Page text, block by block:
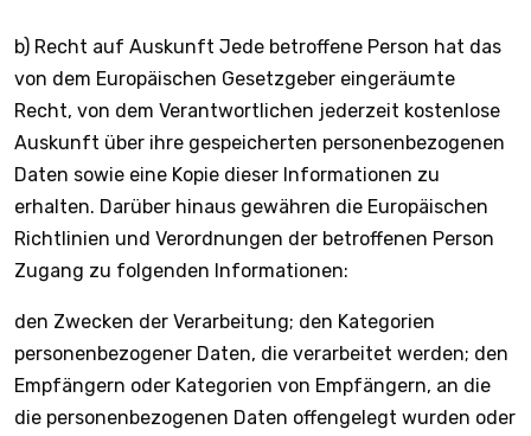
b) Recht auf Auskunft Jede betroffene Person hat das
von dem Europäischen Gesetzgeber eingeräumte
Recht, von dem Verantwortlichen jederzeit kostenlose
Auskunft über ihre gespeicherten personenbezogenen
Daten sowie eine Kopie dieser Informationen zu
erhalten. Darüber hinaus gewähren die Europäischen
Richtlinien und Verordnungen der betroffenen Person
Zugang zu folgenden Informationen:
den Zwecken der Verarbeitung; den Kategorien
personenbezogener Daten, die verarbeitet werden; den
Empfängern oder Kategorien von Empfängern, an die
die personenbezogenen Daten offengelegt wurden oder